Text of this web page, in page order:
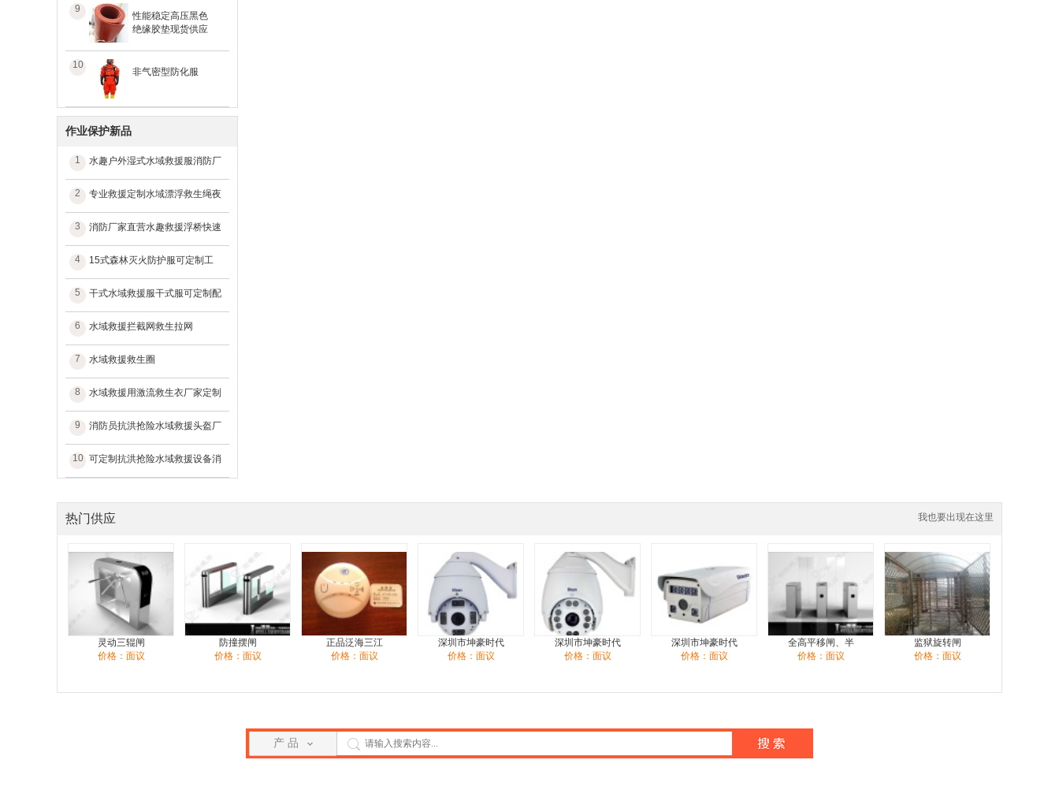
9
性能稳定高压黑色
绝缘胶垫现货供应
10
非气密型防化服
作业保护新品
1 水趣户外湿式水域救援服消防厂
2 专业救援定制水域漂浮救生绳夜
3 消防厂家直营水趣救援浮桥快速
4 15式森林灭火防护服可定制工
5 干式水域救援服干式服可定制配
6 水域救援拦截网救生拉网
7 水域救援救生圈
8 水域救援用激流救生衣厂家定制
9 消防员抗洪抢险水域救援头盔厂
10 可定制抗洪抢险水域救援设备消
热门供应 我也要出现在这里
灵动三辊闸
价格：面议
防撞摆闸
价格：面议
正品泛海三江
价格：面议
深圳市坤豪时代
价格：面议
深圳市坤豪时代
价格：面议
深圳市坤豪时代
价格：面议
全高平移闸、半
价格：面议
监狱旋转闸
价格：面议
产 品